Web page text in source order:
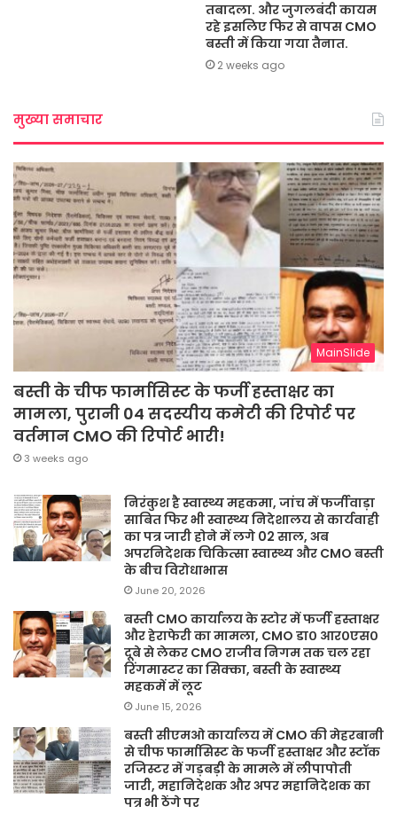
तबादला. और जुगलबंदी कायम
रहे इसलिए फिर से वापस CMO
बस्ती में किया गया तैनात.
2 weeks ago
मुख्या समाचार
MainSlide
बस्ती के चीफ फार्मासिस्ट के फर्जी हस्ताक्षर का
मामला, पुरानी 04 सदस्यीय कमेटी की रिपोर्ट पर
वर्तमान CMO की रिपोर्ट भारी!
3 weeks ago
निरंकुश है स्वास्थ्य महकमा, जांच में फर्जीवाड़ा
साबित फिर भी स्वास्थ्य निदेशालय से कार्यवाही
का पत्र जारी होने में लगे 02 साल, अब
अपरनिदेशक चिकित्सा स्वास्थ्य और CMO बस्ती
के बीच विरोधाभास
June 20, 2026
बस्ती CMO कार्यालय के स्टोर में फर्जी हस्ताक्षर
और हेराफेरी का मामला, CMO डा० आर०एस०
दूबे से लेकर CMO राजीव निगम तक चल रहा
रिंगमास्टर का सिक्का, बस्ती के स्वास्थ्य
महकमें में लूट
June 15, 2026
बस्ती सीएमओ कार्यालय में CMO की मेहरबानी
से चीफ फार्मासिस्ट के फर्जी हस्ताक्षर और स्टॉक
रजिस्टर में गड़बड़ी के मामले में लीपापोती
जारी, महानिदेशक और अपर महानिदेशक का
पत्र भी ठेंगे पर